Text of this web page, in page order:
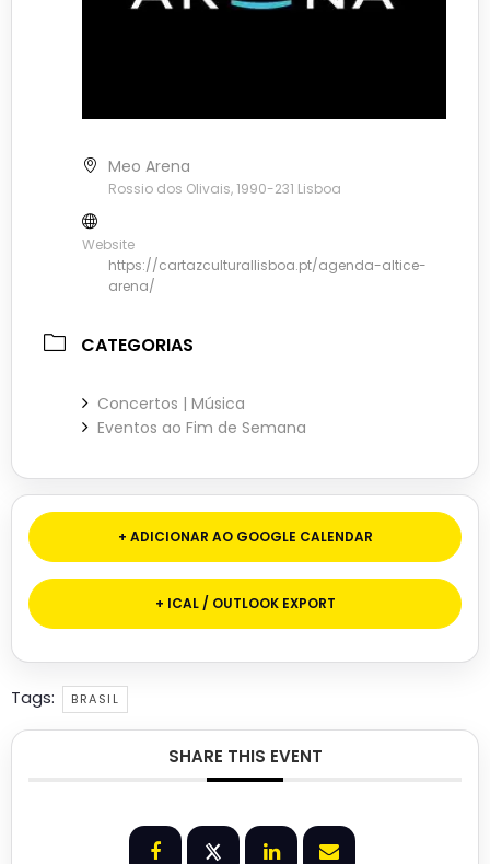
Meo Arena
Rossio dos Olivais, 1990-231 Lisboa
Website
https://cartazculturallisboa.pt/agenda-altice-
arena/
CATEGORIAS
Concertos | Música
Eventos ao Fim de Semana
+ ADICIONAR AO GOOGLE CALENDAR
+ ICAL / OUTLOOK EXPORT
Tags: BRASIL
SHARE THIS EVENT